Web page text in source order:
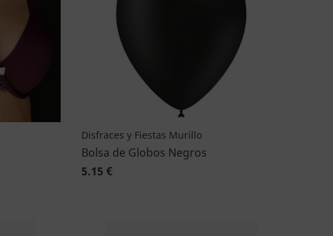
Disfraces y Fiestas Murillo
Bolsa de Globos Negros
5.15 €